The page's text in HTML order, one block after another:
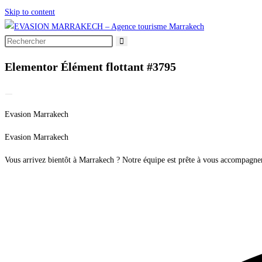
Skip to content
Elementor Élément flottant #3795
Evasion Marrakech
Evasion Marrakech
Vous arrivez bientôt à Marrakech ? Notre équipe est prête à vous